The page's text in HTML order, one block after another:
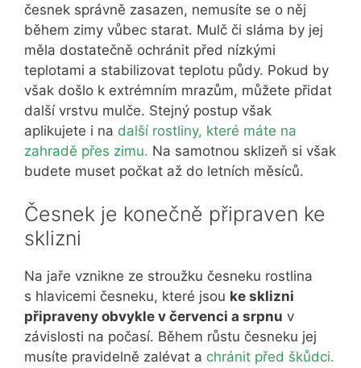
česnek správně zasazen, nemusíte se o něj
během zimy vůbec starat. Mulč či sláma by jej
měla dostatečně ochránit před nízkými
teplotami a stabilizovat teplotu půdy. Pokud by
však došlo k extrémním mrazům, můžete přidat
další vrstvu mulče. Stejný postup však
aplikujete i na další rostliny, které máte na
zahradě přes zimu. Na samotnou sklizeň si však
budete muset počkat až do letních měsíců.
Česnek je konečně připraven ke
sklizni
Na jaře vznikne ze stroužku česneku rostlina
s hlavicemi česneku, které jsou ke sklizni
připraveny obvykle v červenci a srpnu v
závislosti na počasí. Během růstu česneku jej
musíte pravidelně zalévat a chránit před škůdci.